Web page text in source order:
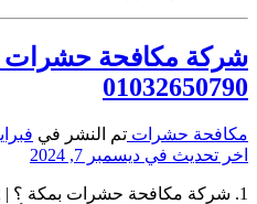
شركة مكافحة حشرات
01032650790
مكافحة حشرات تم النشر في فبراير 20,
اخر تحديث في ديسمبر 7, 2024